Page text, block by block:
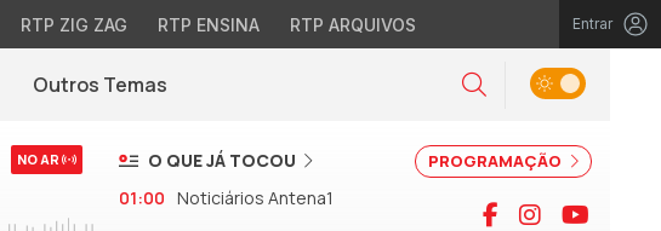
RTP ZIG ZAG RTP ENSINA RTP ARQUIVOS Entrar
nova janela)
Outros Temas Pesquisar
Alternar tema
NO AR PROGRAMAÇÃO
O QUE JÁ TOCOU
01:00 Noticiários Antena1 Facebook
Instagram